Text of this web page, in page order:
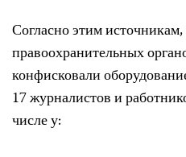
Согласно этим
правоохранительных
конфисковали
17 журналистов и
числе у: